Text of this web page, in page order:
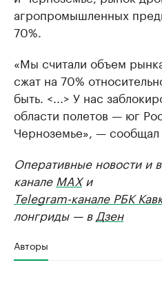
агропромышленных
70%.
«Мы считали объем
сжат на 70%
быть. <...> У нас
области полетов — юг
Черноземье», — сообщал
Оперативные новости и
канале MAXи
Telegram-канале РБК
лонгриды — в Дзен
Авторы